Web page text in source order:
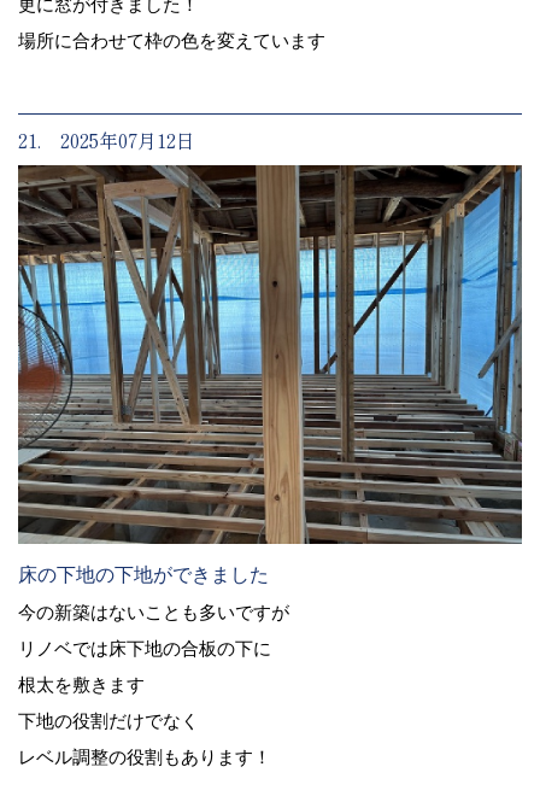
更に窓が付きました！
場所に合わせて枠の色を変えています
21. 2025年07月12日
床の下地の下地ができました
今の新築はないことも多いですが
リノベでは床下地の合板の下に
根太を敷きます
下地の役割だけでなく
レベル調整の役割もあります！